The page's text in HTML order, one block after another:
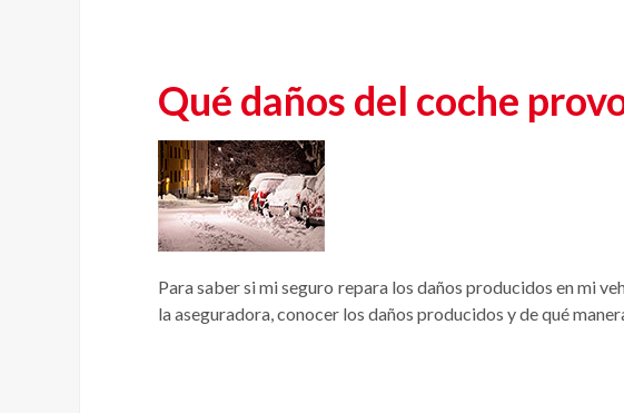
Qué daños del coche
Para saber si mi seguro repara los daños producidos en mi
la aseguradora, conocer los daños producidos y de qué